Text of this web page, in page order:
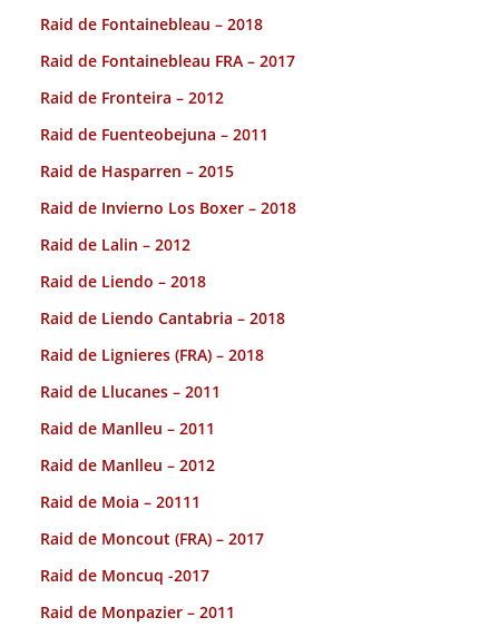
Raid de Fontainebleau – 2018
Raid de Fontainebleau FRA – 2017
Raid de Fronteira – 2012
Raid de Fuenteobejuna – 2011
Raid de Hasparren – 2015
Raid de Invierno Los Boxer – 2018
Raid de Lalin – 2012
Raid de Liendo – 2018
Raid de Liendo Cantabria – 2018
Raid de Lignieres (FRA) – 2018
Raid de Llucanes – 2011
Raid de Manlleu – 2011
Raid de Manlleu – 2012
Raid de Moia – 20111
Raid de Moncout (FRA) – 2017
Raid de Moncuq -2017
Raid de Monpazier – 2011